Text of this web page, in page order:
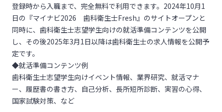
登録時から入職まで、完全無料で利用できます。2024年10月1
日の『マイナビ2026 歯科衛生士Fresh』のサイトオープンと
同時に、歯科衛生士志望学生向けの就活準備コンテンツを公開
し、その後2025年3月1日以降は歯科衛生士の求人情報を公開予
定です。
◆就活準備コンテンツ例
歯科衛生士志望学生向けイベント情報、業界研究、就活マナ
ー、履歴書の書き方、自己分析、長所短所診断、実習の心得、
国家試験対策、など